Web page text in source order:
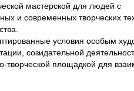
мастерской для людей с
и современных творческих
условия особым
созидательной
творческой площадкой для